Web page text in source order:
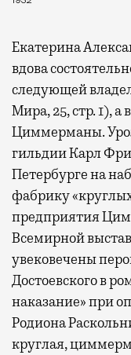
Екатерина
вдова
следующей
Мира, 25, стр. 1),
Циммерманы.
гильдии Карл
Петербурге на
фабрику
предприятия
Всемирной
увековечены
Достоевского в
наказание» при
Родиона
круглая,